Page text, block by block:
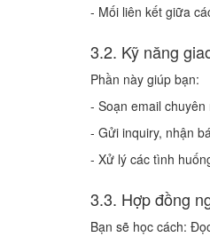
- Mối liên kết giữa
3.2. Kỹ năng
Phần này giúp bạn:
- Soạn email
- Gửi inquiry, nhận
- Xử lý các tình
3.3. Hợp đồng
Bạn sẽ học cách: